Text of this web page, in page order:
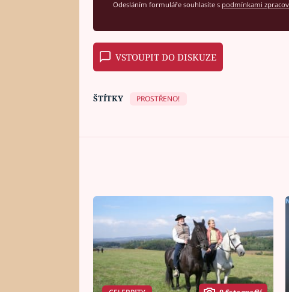
Odesláním formuláře souhlasíte s podmínkami
VSTOUPIT DO DISKUZE
ŠTÍTKY PROSTŘENO!